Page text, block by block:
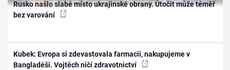
Rusko našlo slabé místo ukrajinské obrany. Útočit může téměř
bez varování
Kubek: Evropa si zdevastovala farmacii, nakupujeme v
Bangladéši. Vojtěch ničí zdravotnictví